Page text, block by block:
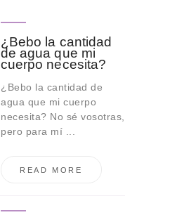
¿Bebo la cantidad
de agua que mi
cuerpo necesita?
¿Bebo la cantidad de
agua que mi cuerpo
necesita? No sé vosotras,
pero para mí ...
READ MORE